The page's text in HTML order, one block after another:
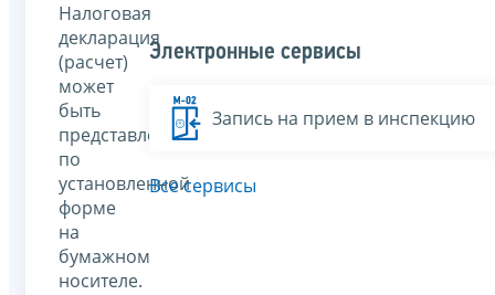
Налоговая
декларация
(расчет)
может
быть
представлена
по
установленной
форме
на
бумажном
носителе.
Электронные сервисы
Запись на прием в инспекцию
Все сервисы